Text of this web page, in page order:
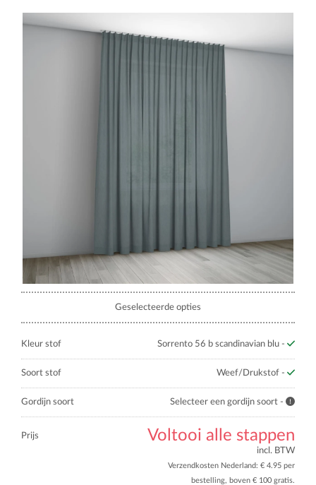
Geselecteerde opties
Kleur stof Sorrento 56 b scandinavian blu -
Soort stof Weef/Drukstof -
Gordijn soort Selecteer een gordijn soort -
Prijs Voltooi alle stappen
incl. BTW
Verzendkosten Nederland: € 4.95 per
bestelling, boven € 100 gratis.